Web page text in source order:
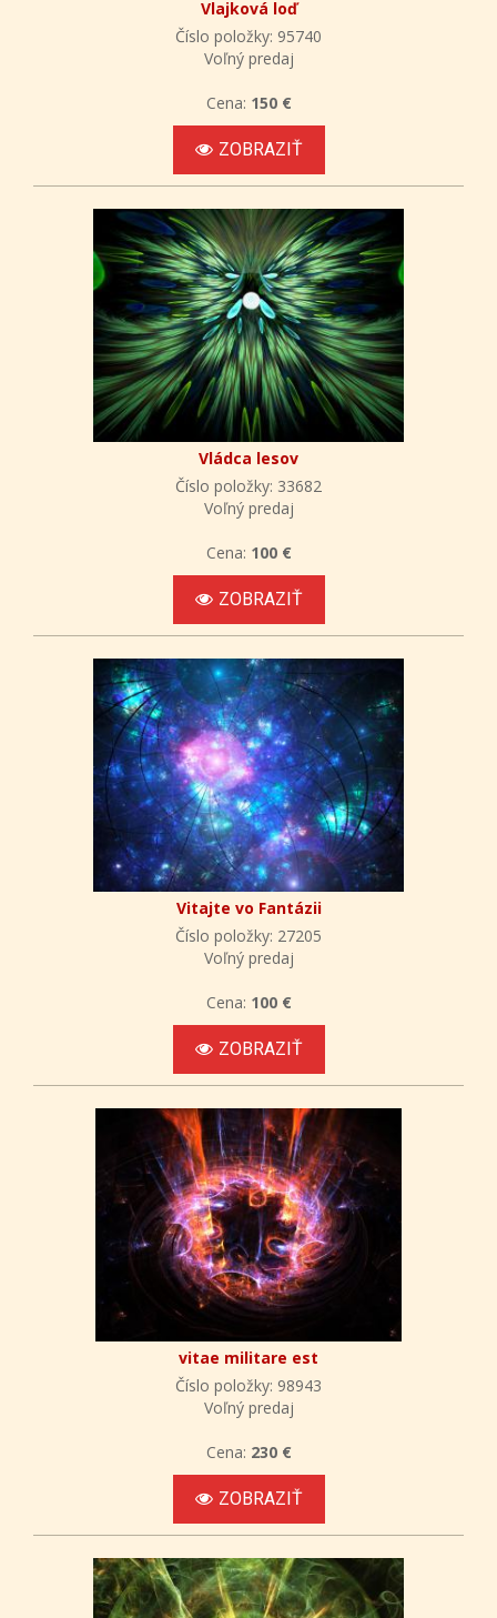
Vlajková loď
Číslo položky: 95740
Voľný predaj
Cena: 150 €
ZOBRAZIŤ
Vládca lesov
Číslo položky: 33682
Voľný predaj
Cena: 100 €
ZOBRAZIŤ
Vitajte vo Fantázii
Číslo položky: 27205
Voľný predaj
Cena: 100 €
ZOBRAZIŤ
vitae militare est
Číslo položky: 98943
Voľný predaj
Cena: 230 €
ZOBRAZIŤ